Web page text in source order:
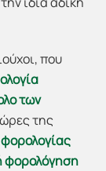
που
των
της
φορολόγηση